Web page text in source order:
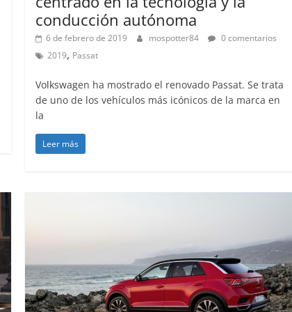
conducción autónoma
6 de febrero de 2019 mospotter84
0 comentarios
2019, Passat
Volkswagen ha mostrado el renovado Passat. Se trata
de uno de los vehículos más icónicos de la marca en
la
Leer más
31 de mayo de 2022